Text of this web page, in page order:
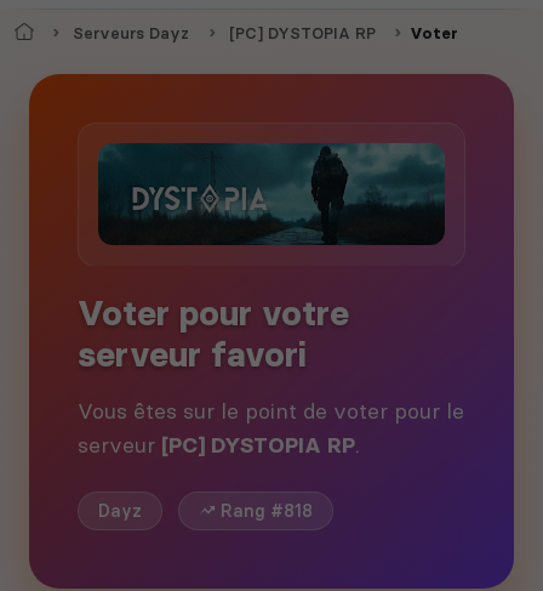
AccueilServeurs Dayz [PC] DYSTOPIA RP Voter
Voter pour votre
serveur favori
Vous êtes sur le point de voter pour le
serveur [PC] DYSTOPIA RP.
Dayz Rang #818